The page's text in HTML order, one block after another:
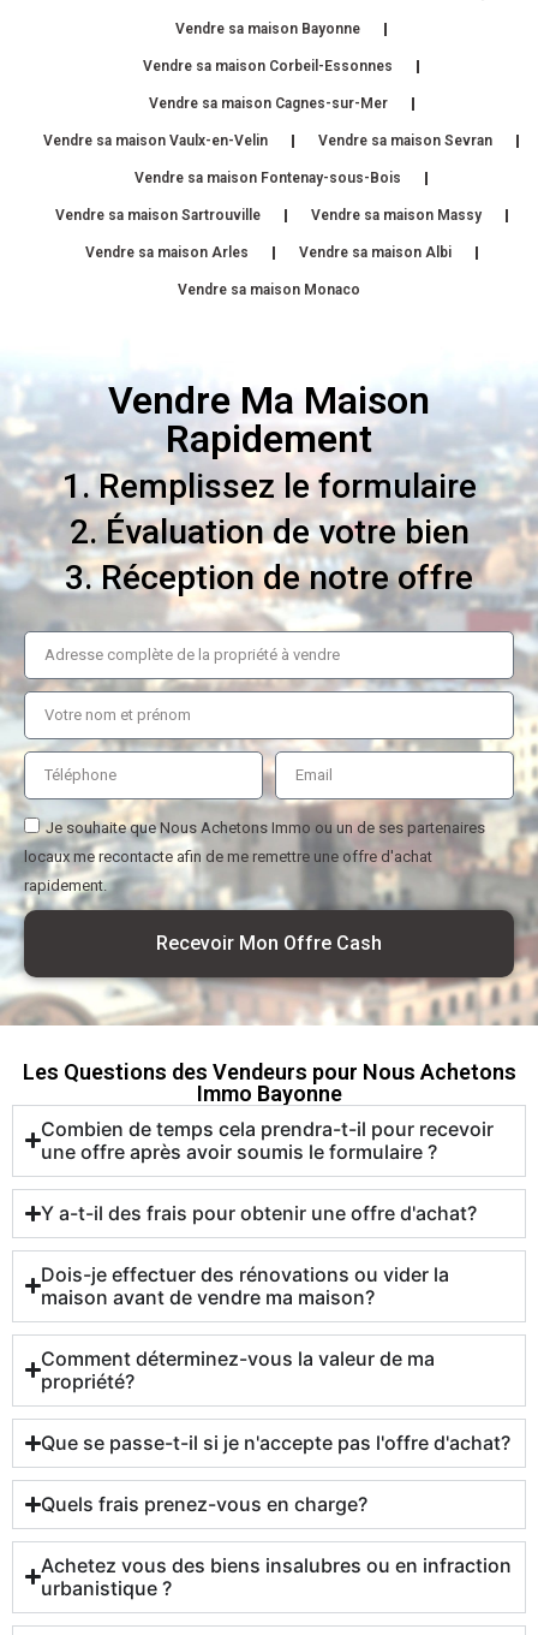
Vendre sa maison Bayonne
Vendre sa maison Corbeil-Essonnes
Vendre sa maison Cagnes-sur-Mer
Vendre sa maison Vaulx-en-Velin Vendre sa maison Sevran
Vendre sa maison Fontenay-sous-Bois
Vendre sa maison Sartrouville Vendre sa maison Massy
Vendre sa maison Arles Vendre sa maison Albi
Vendre sa maison Monaco
Vendre Ma Maison
Rapidement
1. Remplissez le formulaire
2. Évaluation de votre bien
3. Réception de notre offre
Je souhaite que Nous Achetons Immo ou un de ses partenaires
locaux me recontacte afin de me remettre une offre d'achat
rapidement.
Recevoir Mon Offre Cash
Les Questions des Vendeurs pour Nous Achetons
Immo Bayonne
Combien de temps cela prendra-t-il pour recevoir
une offre après avoir soumis le formulaire ?
Y a-t-il des frais pour obtenir une offre d'achat?
Dois-je effectuer des rénovations ou vider la
maison avant de vendre ma maison?
Comment déterminez-vous la valeur de ma
propriété?
Que se passe-t-il si je n'accepte pas l'offre d'achat?
Quels frais prenez-vous en charge?
Achetez vous des biens insalubres ou en infraction
urbanistique ?